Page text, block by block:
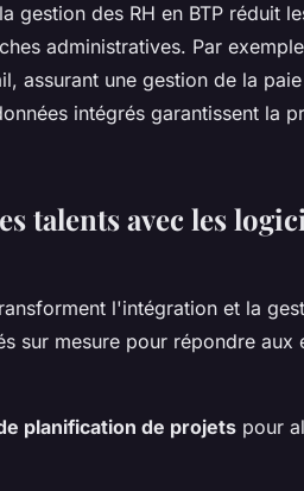
gestion des RH en BTP réduit
administratives. Par
assurant une gestion de la
intégrés garantissent la
talents avec les
l'intégration et la
sur mesure pour répondre aux
planification de projets pour